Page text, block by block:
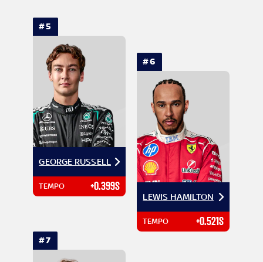
#5
GEORGE RUSSELL
TEMPO +0.399S
#6
LEWIS HAMILTON
TEMPO +0.521S
#7